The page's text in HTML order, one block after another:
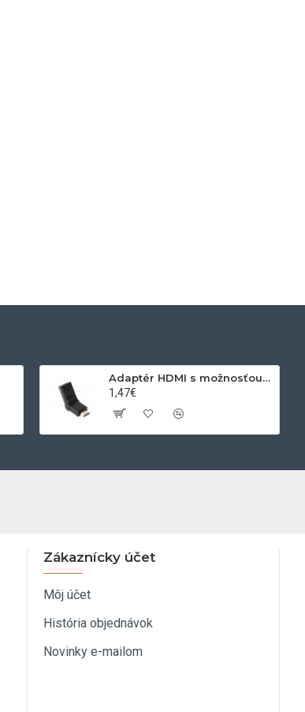
Adaptér HDMI s možnosťou otáčania
1,47€
Zákaznícky účet
Môj účet
História objednávok
Novinky e-mailom